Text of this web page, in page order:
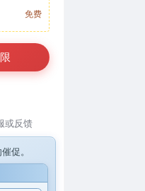
免费
或反馈
促。